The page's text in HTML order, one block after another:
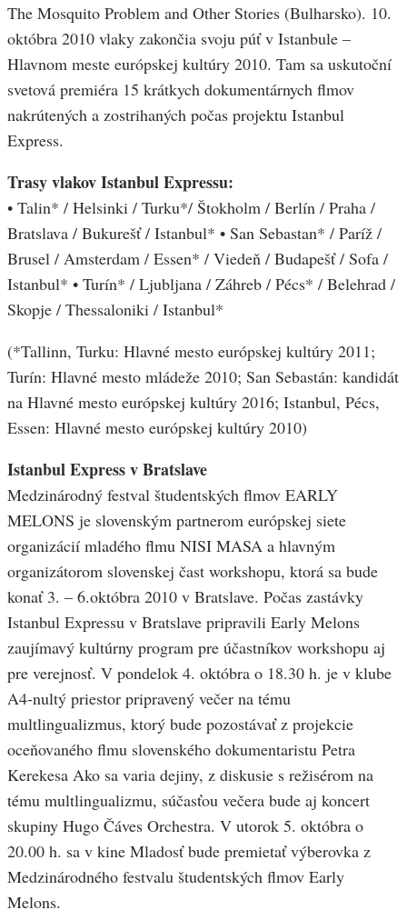
The Mosquito Problem and Other Stories (Bulharsko). 10.
októbra 2010 vlaky zakončia svoju púť v Istanbule –
Hlavnom meste európskej kultúry 2010. Tam sa uskutoční
svetová premiéra 15 krátkych dokumentárnych flmov
nakrútených a zostrihaných počas projektu Istanbul
Express.
Trasy vlakov Istanbul Expressu:
• Talin* / Helsinki / Turku*/ Štokholm / Berlín / Praha /
Bratslava / Bukurešť / Istanbul* • San Sebastan* / Paríž /
Brusel / Amsterdam / Essen* / Viedeň / Budapešť / Sofa /
Istanbul* • Turín* / Ljubljana / Záhreb / Pécs* / Belehrad /
Skopje / Thessaloniki / Istanbul*
(*Tallinn, Turku: Hlavné mesto európskej kultúry 2011;
Turín: Hlavné mesto mládeže 2010; San Sebastán: kandidát
na Hlavné mesto európskej kultúry 2016; Istanbul, Pécs,
Essen: Hlavné mesto európskej kultúry 2010)
Istanbul Express v Bratslave
Medzinárodný festval študentských flmov EARLY
MELONS je slovenským partnerom európskej siete
organizácií mladého flmu NISI MASA a hlavným
organizátorom slovenskej čast workshopu, ktorá sa bude
konať 3. – 6.októbra 2010 v Bratslave. Počas zastávky
Istanbul Expressu v Bratslave pripravili Early Melons
zaujímavý kultúrny program pre účastníkov workshopu aj
pre verejnosť. V pondelok 4. októbra o 18.30 h. je v klube
A4-nultý priestor pripravený večer na tému
multlingualizmus, ktorý bude pozostávať z projekcie
oceňovaného flmu slovenského dokumentaristu Petra
Kerekesa Ako sa varia dejiny, z diskusie s režisérom na
tému multlingualizmu, súčasťou večera bude aj koncert
skupiny Hugo Čáves Orchestra. V utorok 5. októbra o
20.00 h. sa v kine Mladosť bude premietať výberovka z
Medzinárodného festvalu študentských flmov Early
Melons.